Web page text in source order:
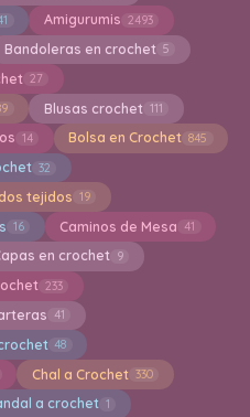
Amigurumis 2493
Bandoleras en crochet 5
27
Blusas crochet 111
14 Bolsa en Crochet 845
32
tejidos 19
16 Caminos de Mesa 41
en crochet 9
233
41
48
Chal a Crochet 330
a crochet 1